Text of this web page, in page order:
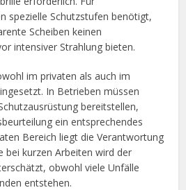
spezielle Schutzstufen benötigt,
Scheiben keinen
intensiver Strahlung bieten.
im privaten als auch im
In Betrieben müssen
bereitstellen,
ein entsprechendes
Bereich liegt die Verantwortung
bei kurzen Arbeiten wird der
obwohl viele Unfälle
entstehen.